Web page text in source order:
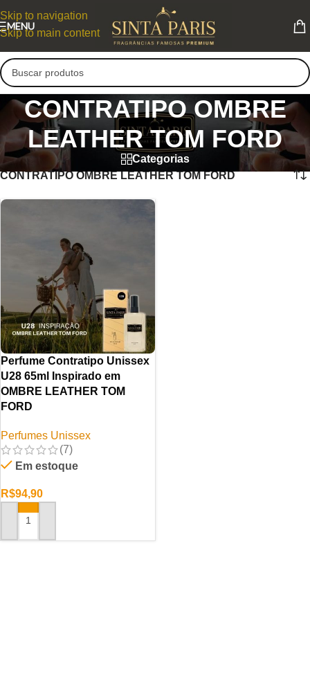
Skip to navigation
Skip to main content
MENU
CONTRATIPO OMBRE
LEATHER TOM FORD
Categorias
CONTRATIPO OMBRE LEATHER TOM FORD
Perfume Contratipo Unissex
U28 65ml Inspirado em
OMBRE LEATHER TOM
FORD
Perfumes Unissex
(7)
Em estoque
R$94,90
ADICIONAR AO CARRINHO